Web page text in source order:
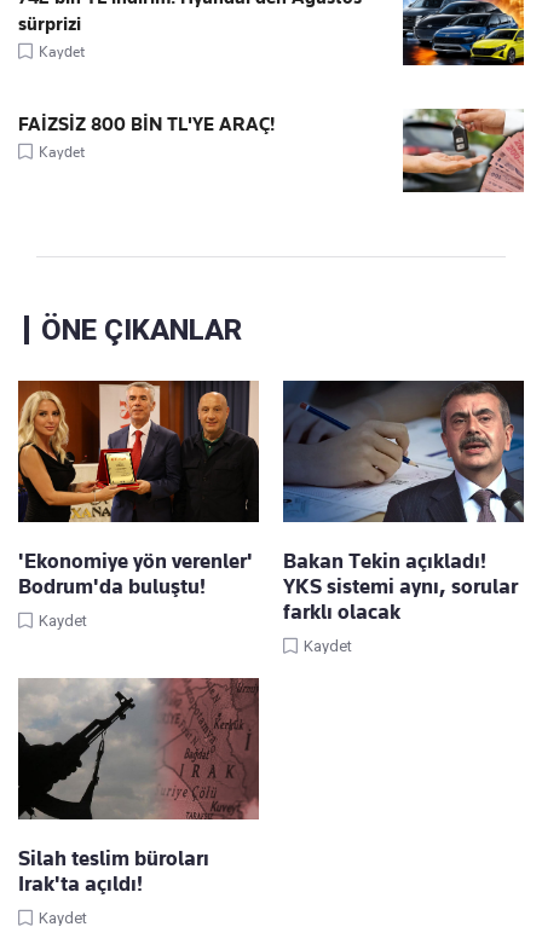
sürprizi
Kaydet
FAİZSİZ 800 BİN TL'YE ARAÇ!
Kaydet
ÖNE ÇIKANLAR
'Ekonomiye yön verenler'
Bodrum'da buluştu!
Kaydet
Bakan Tekin açıkladı!
YKS sistemi aynı, sorular
farklı olacak
Kaydet
Silah teslim büroları
Irak'ta açıldı!
Kaydet